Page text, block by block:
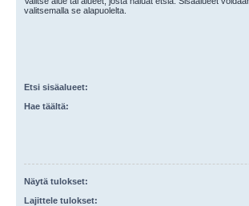
valitsemalla se alapuolelta.
Etsi sisäalueet:
Hae täältä:
Näytä tulokset:
Lajittele tulokset: